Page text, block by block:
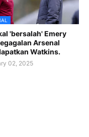
'bersalah' Emery
Arsenal
Watkins.
02, 2025